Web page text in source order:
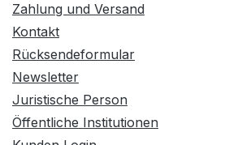
Zahlung und Versand
Kontakt
Rücksendeformular
Newsletter
Juristische Person
Öffentliche Institutionen